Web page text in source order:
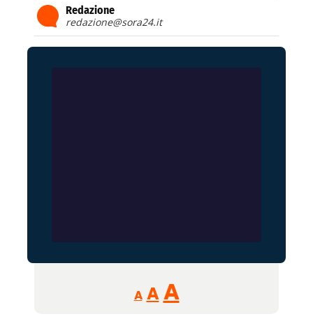
Redazione
redazione@sora24.it
A
Reducir
tamaño
A Restablecer
AAumentar